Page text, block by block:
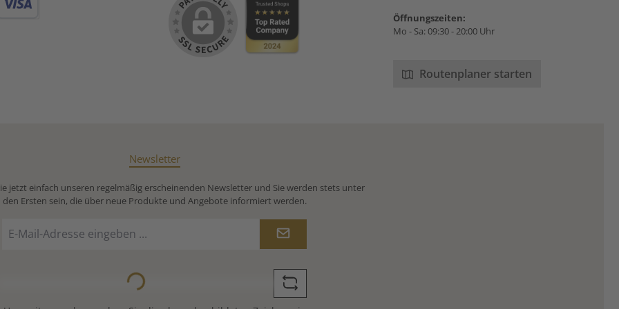
Öffnungszeiten:
Mo - Sa: 09:30 - 20:00 Uhr
Routenplaner starten
Newsletter
jetzt einfach unseren regelmäßig erscheinenden Newsletter und Sie werden stets unter
den Ersten sein, die über neue Produkte und Angebote informiert werden.
Mail-
Loading...